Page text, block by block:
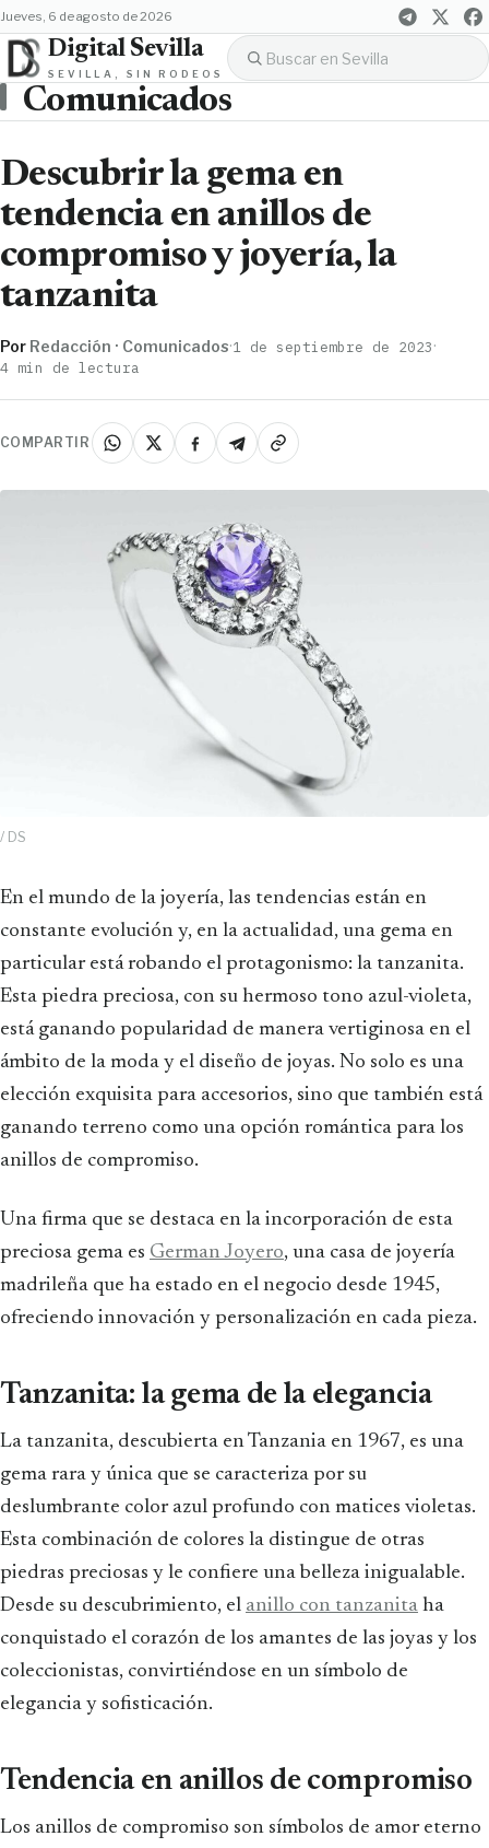
jueves, 6 de agosto de 2026
Digital Sevilla
SEVILLA, SIN RODEOS
Comunicados
Descubrir la gema en
tendencia en anillos de
compromiso y joyería, la
tanzanita
Por Redacción · Comunicados·1 de septiembre de 2023·
4 min de lectura
COMPARTIR
/ DS
En el mundo de la joyería, las tendencias están en
constante evolución y, en la actualidad, una gema en
particular está robando el protagonismo: la tanzanita.
Esta piedra preciosa, con su hermoso tono azul-violeta,
está ganando popularidad de manera vertiginosa en el
ámbito de la moda y el diseño de joyas. No solo es una
elección exquisita para accesorios, sino que también está
ganando terreno como una opción romántica para los
anillos de compromiso.
Una firma que se destaca en la incorporación de esta
preciosa gema es German Joyero, una casa de joyería
madrileña que ha estado en el negocio desde 1945,
ofreciendo innovación y personalización en cada pieza.
Tanzanita: la gema de la elegancia
La tanzanita, descubierta en Tanzania en 1967, es una
gema rara y única que se caracteriza por su
deslumbrante color azul profundo con matices violetas.
Esta combinación de colores la distingue de otras
piedras preciosas y le confiere una belleza inigualable.
Desde su descubrimiento, el anillo con tanzanita ha
conquistado el corazón de los amantes de las joyas y los
coleccionistas, convirtiéndose en un símbolo de
elegancia y sofisticación.
Tendencia en anillos de compromiso
Los anillos de compromiso son símbolos de amor eterno